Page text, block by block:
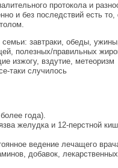
протокола и
и без последствий есть
семьи: завтраки, обеды,
полезных/правильных
изжогу, вздутие, метеоризм
таки случилось
года).
желудка и 12-перстной
ведение лечащего
добавок,